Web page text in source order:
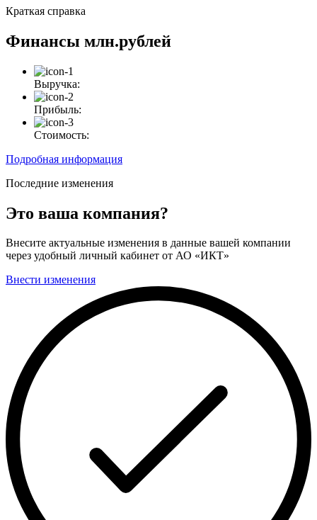
Краткая справка
Финансы млн.рублей
Выручка:
Прибыль:
Стоимость:
Подробная информация
Последние изменения
Это ваша компания?
Внесите актуальные изменения в данные вашей компании
через удобный личный кабинет от АО «ИКТ»
Внести изменения